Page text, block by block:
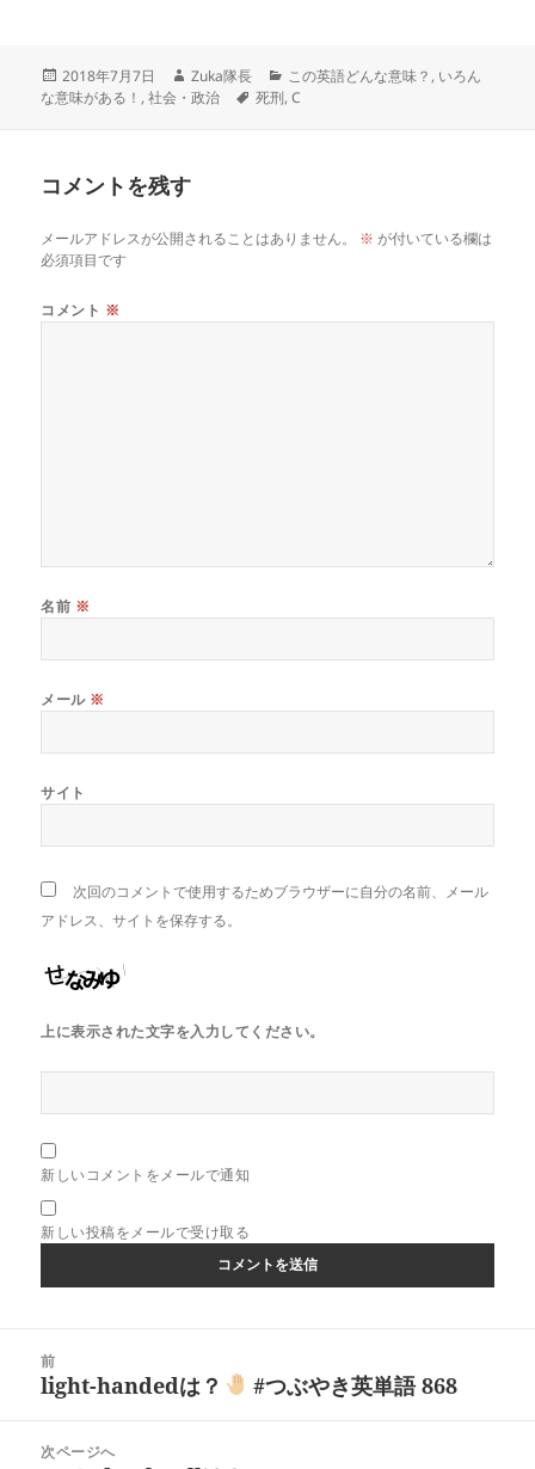
投
稿
2018年7月7日
作
成
Zuka隊長
カ
テ
この英語どんな意味？ , いろん
な意味がある！ ,社会・政治
タ
死刑,C
コメントを残す
メールアドレスが公開されることはありません。 ※ が付いている欄は
必須項目です
コメント ※
名前 ※
メール ※
サイト
次回のコメントで使用するためブラウザーに自分の名前、メール
アドレス、サイトを保存する。
上に表示された文字を入力してください。
新しいコメントをメールで通知
新しい投稿をメールで受け取る
前
前
投
light-handedは？ #つぶやき英単語 868
次ページへ